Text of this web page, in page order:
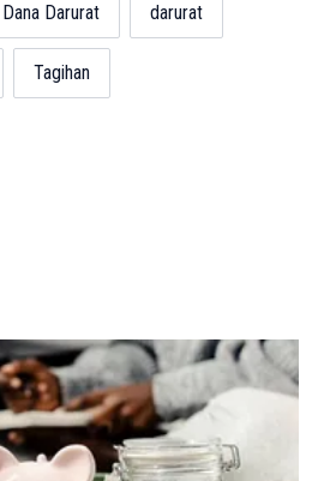
Dana Darurat darurat
Tagihan